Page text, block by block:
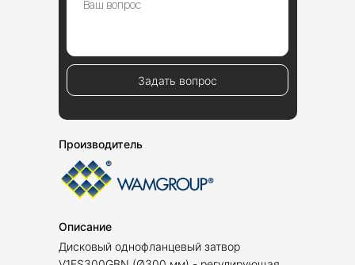
Производитель
Описание
Дисковый однофланцевый затвор
Задать вопрос